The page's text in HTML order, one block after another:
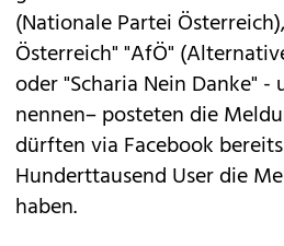
(Nationale Partei
Österreich" "AfÖ"
oder "Scharia Nein Danke" -
nennen– posteten die
dürften via Facebook
Hunderttausend User die
haben.